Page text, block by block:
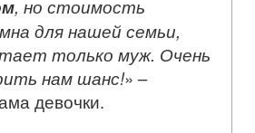
, но стоимость
для нашей семьи,
только муж. Очень
нам шанс!» –
девочки.